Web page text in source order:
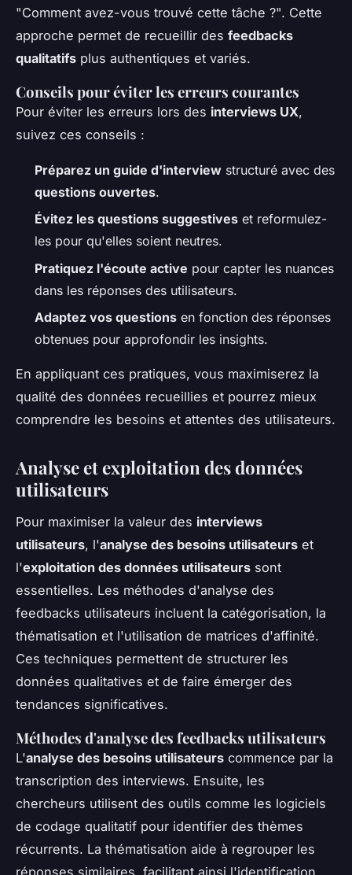
"Comment avez-vous trouvé cette tâche ?". Cette
approche permet de recueillir des feedbacks
qualitatifs plus authentiques et variés.
Conseils pour éviter les erreurs courantes
Pour éviter les erreurs lors des interviews UX,
suivez ces conseils :
Préparez un guide d'interview structuré avec des
questions ouvertes.
Évitez les questions suggestives et reformulez-
les pour qu'elles soient neutres.
Pratiquez l'écoute active pour capter les nuances
dans les réponses des utilisateurs.
Adaptez vos questions en fonction des réponses
obtenues pour approfondir les insights.
En appliquant ces pratiques, vous maximiserez la
qualité des données recueillies et pourrez mieux
comprendre les besoins et attentes des utilisateurs.
Analyse et exploitation des données
utilisateurs
Pour maximiser la valeur des interviews
utilisateurs, l'analyse des besoins utilisateurs et
l'exploitation des données utilisateurs sont
essentielles. Les méthodes d'analyse des
feedbacks utilisateurs incluent la catégorisation, la
thématisation et l'utilisation de matrices d'affinité.
Ces techniques permettent de structurer les
données qualitatives et de faire émerger des
tendances significatives.
Méthodes d'analyse des feedbacks utilisateurs
L'analyse des besoins utilisateurs commence par la
transcription des interviews. Ensuite, les
chercheurs utilisent des outils comme les logiciels
de codage qualitatif pour identifier des thèmes
récurrents. La thématisation aide à regrouper les